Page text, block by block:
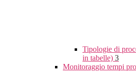
Tipologie di
in tabelle) 3
Monitoraggio tempi